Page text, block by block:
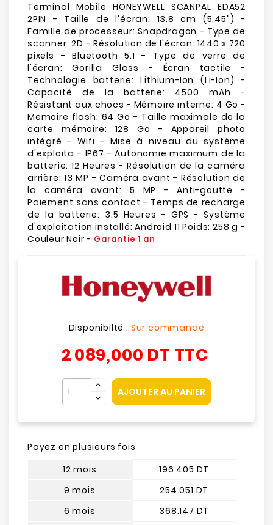
Terminal Mobile HONEYWELL SCANPAL EDA52
2PIN - Taille de l'écran: 13.8 cm (5.45") -
Famille de processeur: Snapdragon - Type de
scanner: 2D - Résolution de l'écran: 1440 x 720
pixels - Bluetooth 5.1 - Type de verre de
l'écran: Gorilla Glass - Écran tactile -
Technologie batterie: Lithium-Ion (Li-Ion) -
Capacité de la batterie: 4500 mAh -
Résistant aux chocs - Mémoire interne: 4 Go -
Memoire flash: 64 Go - Taille maximale de la
carte mémoire: 128 Go - Appareil photo
intégré - Wifi - Mise à niveau du système
d'exploita - IP67 - Autonomie maximum de la
batterie: 12 Heures - Résolution de la caméra
arrière: 13 MP - Caméra avant - Résolution de
la caméra avant: 5 MP - Anti-goutte -
Paiement sans contact - Temps de recharge
de la batterie: 3.5 Heures - GPS - Système
d'exploitation installé: Android 11 Poids: 258 g -
Couleur Noir - Garantie 1 an
Disponibilté : Sur commande
2 089,000 DT TTC
AJOUTER AU PANIER
Payez en plusieurs fois
12 mois
9 mois
6 mois
196.405 DT
254.051 DT
368.147 DT